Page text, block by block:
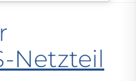
Netzteil